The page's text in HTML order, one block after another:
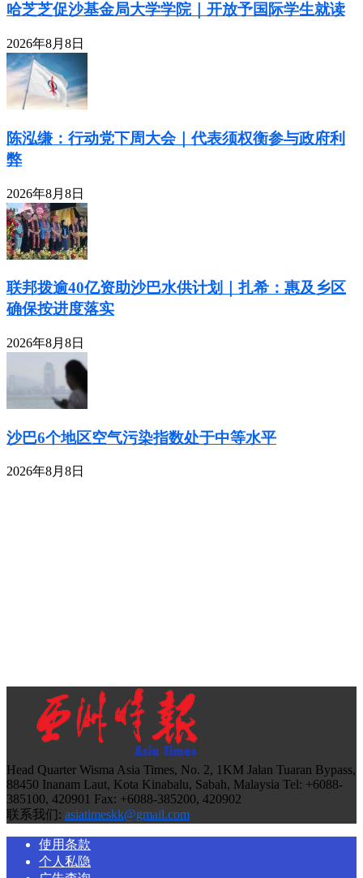
哈芝芝促沙基金局大学学院｜开放予国际学生就读
2026年8月8日
陈泓缣：行动党下周大会｜代表须权衡参与政府利
弊
2026年8月8日
联邦拨逾40亿资助沙巴水供计划｜扎希：惠及乡区
确保按进度落实
2026年8月8日
沙巴6个地区空气污染指数处于中等水平
2026年8月8日
Head Quarter Wisma Asia Times, No. 2, 1KM Jalan Tuaran Bypass,
88450 Inanam Laut, Kota Kinabalu, Sabah, Malaysia Tel: +6088-
385100, 420901 Fax: +6088-385200, 420902
联系我们: asiatimeskk@gmail.com
使用条款
个人私隐